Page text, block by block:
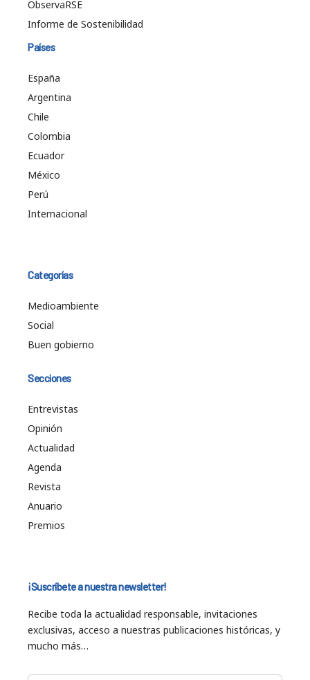
ObservaRSE
Informe de Sostenibilidad
Países
España
Argentina
Chile
Colombia
Ecuador
México
Perú
Internacional
Categorías
Medioambiente
Social
Buen gobierno
Secciones
Entrevistas
Opinión
Actualidad
Agenda
Revista
Anuario
Premios
¡Suscríbete a nuestra newsletter!
Recibe toda la actualidad responsable, invitaciones
exclusivas, acceso a nuestras publicaciones históricas, y
mucho más…